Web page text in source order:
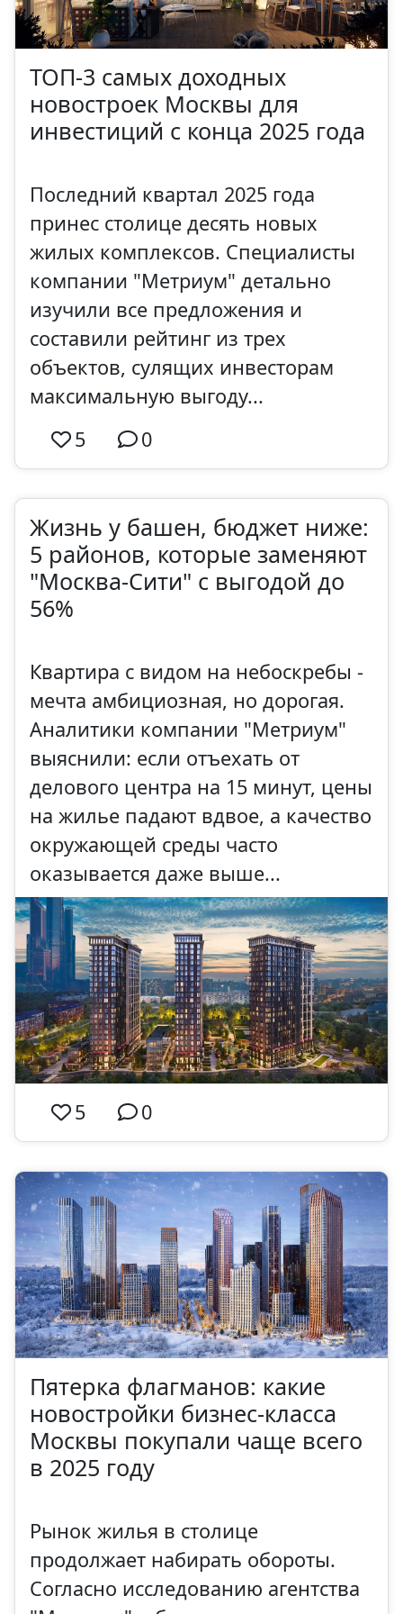
ТОП-3 самых доходных
новостроек Москвы для
инвестиций с конца 2025 года
Последний квартал 2025 года
принес столице десять новых
жилых комплексов. Специалисты
компании "Метриум" детально
изучили все предложения и
составили рейтинг из трех
объектов, сулящих инвесторам
максимальную выгоду...
5
0
Жизнь у башен, бюджет ниже:
5 районов, которые заменяют
"Москва-Сити" с выгодой до
56%
Квартира с видом на небоскребы -
мечта амбициозная, но дорогая.
Аналитики компании "Метриум"
выяснили: если отъехать от
делового центра на 15 минут, цены
на жилье падают вдвое, а качество
окружающей среды часто
оказывается даже выше...
5 0
Пятерка флагманов: какие
новостройки бизнес-класса
Москвы покупали чаще всего
в 2025 году
Рынок жилья в столице
продолжает набирать обороты.
Согласно исследованию агентства